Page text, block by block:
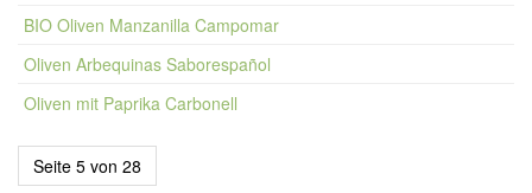
BIO Oliven Manzanilla Campomar
Oliven Arbequinas Saborespañol
Oliven mit Paprika Carbonell
Seite 5 von 28